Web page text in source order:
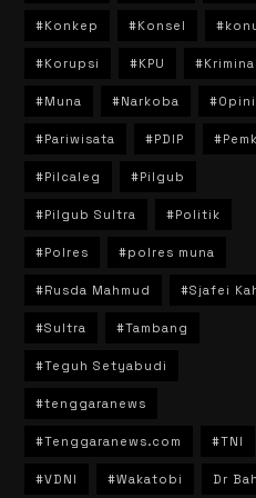
#Konkep #Konsel
#Korupsi #KPU #Kriminal
#Muna #Narkoba #Opini
#Pariwisata #PDIP
#Pilcaleg #Pilgub
#Pilgub Sultra #Politik
#Polres #polres muna
#Rusda Mahmud #Sjafei
#Sultra #Tambang
#Teguh Setyabudi
#tenggaranews
#Tenggaranews.com #TNI
#VDNI #Wakatobi Dr